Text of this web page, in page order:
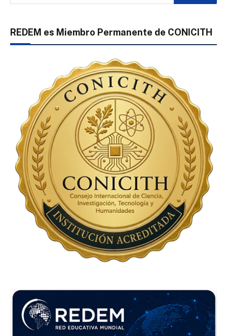
REDEM es Miembro Permanente de CONICITH